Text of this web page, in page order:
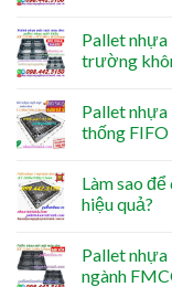
Pallet
trường
Pallet
thống FIFO
Làm sao
hiệu quả?
Pallet
ngành